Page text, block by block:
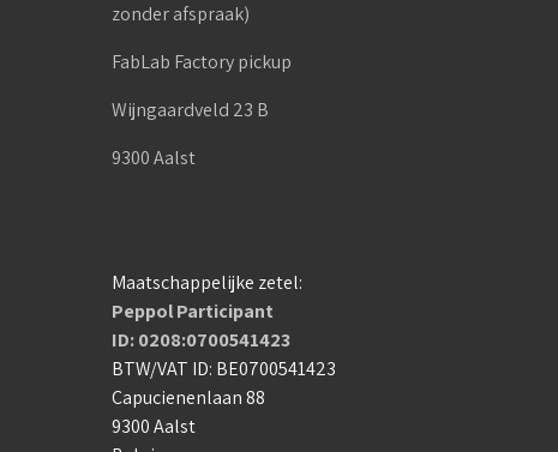
zonder afspraak)
FabLab Factory pickup
Wijngaardveld 23 B
9300 Aalst
Maatschappelijke zetel:
Peppol Participant
ID: 0208:0700541423
BTW/VAT ID: BE0700541423
Capucienenlaan 88
9300 Aalst